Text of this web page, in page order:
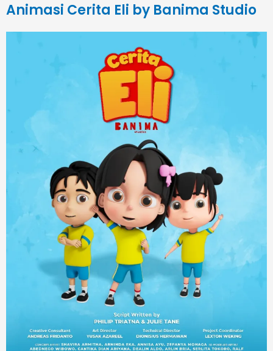
Animasi Cerita Eli by Banima Studio